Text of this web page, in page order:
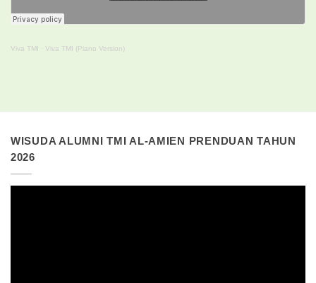
Viva TMI · Viva TMI (Piano Version)
WISUDA ALUMNI TMI AL-AMIEN PRENDUAN TAHUN
2026